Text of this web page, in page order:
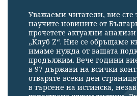
Уважаеми читатели, вие сте
научите новините от
прочетете актуални
„Клуб Z“. Ние се обръщаме
имаме нужда от вашата
продължим. Вече години
в 97 държави на всички
отваряте всеки ден
в търсене на истинска,